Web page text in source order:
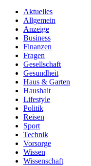
Aktuelles
Allgemein
Anzeige
Business
Finanzen
Fragen
Gesellschaft
Gesundheit
Haus & Garten
Haushalt
Lifestyle
Politik
Reisen
Sport
Technik
Vorsorge
Wissen
Wissenschaft